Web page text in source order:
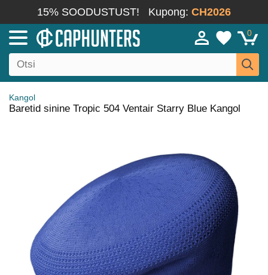
15% SOODUSTUST! Kupong: CH2026
0
Kangol
Baretid sinine Tropic 504 Ventair Starry Blue Kangol